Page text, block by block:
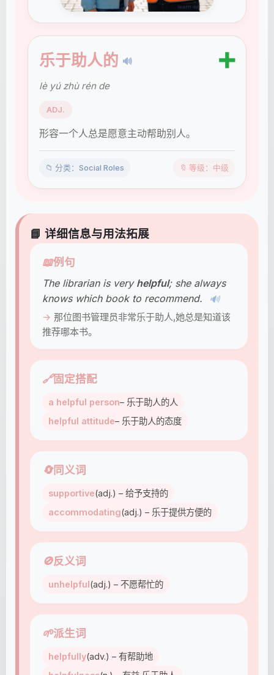
乐于助人的 🔊 ➕
lè yú zhù rén de
ADJ.
形容一个人总是愿意主动帮助别人。
📁 分类：Social Roles 🔖 等级：中级
📘 详细信息与用法拓展
📖例句
The librarian is very helpful; she always
knows which book to recommend.
🔊
那位图书管理员非常乐于助人,她总是知道该
推荐哪本书。
🔗固定搭配
a helpful person– 乐于助人的人
helpful attitude– 乐于助人的态度
🔄同义词
supportive(adj.) – 给予支持的
accommodating(adj.) – 乐于提供方便的
🚫反义词
unhelpful(adj.) – 不愿帮忙的
🌱派生词
helpfully(adv.) – 有帮助地